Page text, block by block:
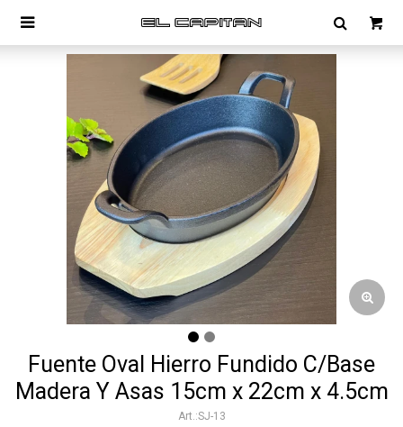

Fuente Oval Hierro Fundido C/Base
Madera Y Asas 15cm x 22cm x 4.5cm
SJ-13